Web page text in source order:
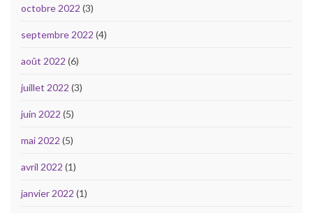
octobre 2022 (3)
septembre 2022 (4)
août 2022 (6)
juillet 2022 (3)
juin 2022 (5)
mai 2022 (5)
avril 2022 (1)
janvier 2022 (1)